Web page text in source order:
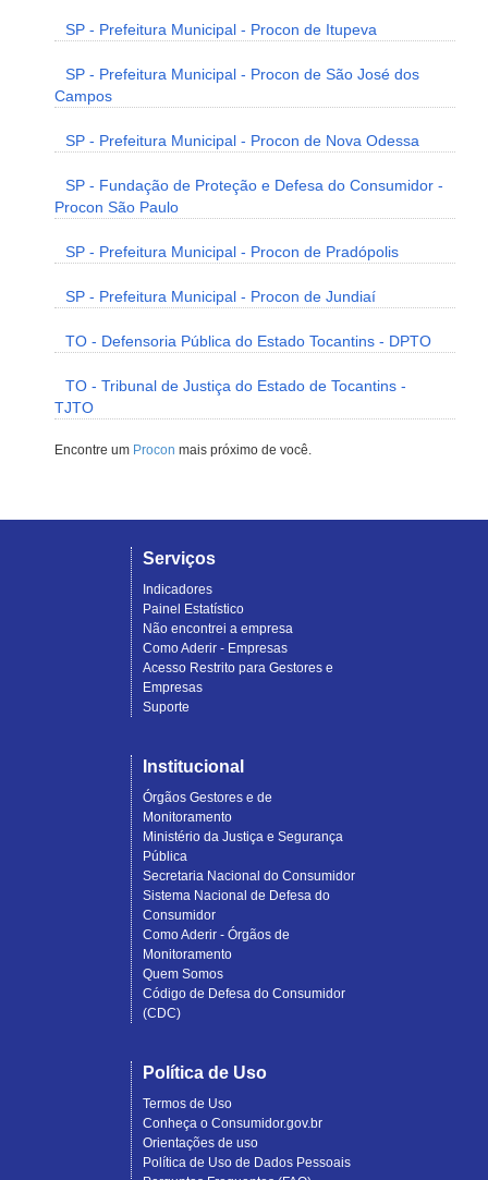
SP - Prefeitura Municipal - Procon de Itupeva
SP - Prefeitura Municipal - Procon de São José dos
Campos
SP - Prefeitura Municipal - Procon de Nova Odessa
SP - Fundação de Proteção e Defesa do Consumidor -
Procon São Paulo
SP - Prefeitura Municipal - Procon de Pradópolis
SP - Prefeitura Municipal - Procon de Jundiaí
TO - Defensoria Pública do Estado Tocantins - DPTO
TO - Tribunal de Justiça do Estado de Tocantins -
TJTO
Encontre um Procon mais próximo de você.
Serviços
Indicadores
Painel Estatístico
Não encontrei a empresa
Como Aderir - Empresas
Acesso Restrito para Gestores e
Empresas
Suporte
Institucional
Órgãos Gestores e de
Monitoramento
Ministério da Justiça e Segurança
Pública
Secretaria Nacional do Consumidor
Sistema Nacional de Defesa do
Consumidor
Como Aderir - Órgãos de
Monitoramento
Quem Somos
Código de Defesa do Consumidor
(CDC)
Política de Uso
Termos de Uso
Conheça o Consumidor.gov.br
Orientações de uso
Política de Uso de Dados Pessoais